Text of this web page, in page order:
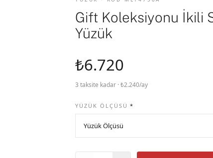
Gift Koleksiyonu İkili
Yüzük
₺6.720
3 taksite kadar · ₺2.240/ay
YÜZÜK ÖLÇÜSÜ *